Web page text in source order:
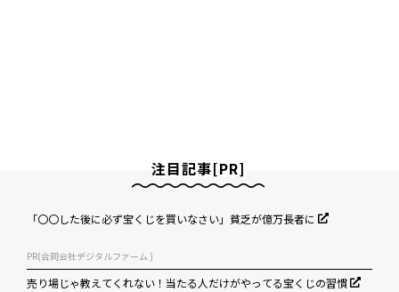
注目記事[PR]
「〇〇した後に必ず宝くじを買いなさい」貧乏が億万長者に
PR(合同会社デジタルファーム )
売り場じゃ教えてくれない！当たる人だけがやってる宝くじの習慣